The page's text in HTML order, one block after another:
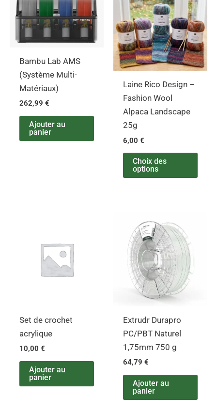
Bambu Lab AMS
(Système Multi-
Matériaux)
262,99€
Ajouter au
panier
Laine Rico Design –
Fashion Wool
Alpaca Landscape
25g
6,00€
Choix des
options
a
Les
Set de crochet
acrylique
10,00€
Ajouter au
panier
Extrudr Durapro
PC/PBT Naturel
1,75mm 750 g
64,79€
Ajouter au
panier